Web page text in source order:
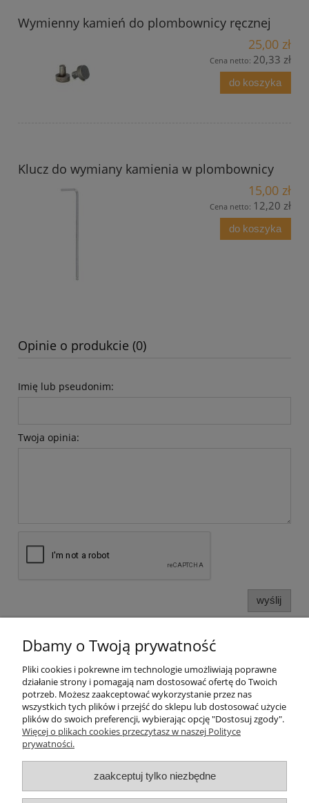
Wymienny kamień do plombownicy ręcznej
25,00 zł
Cena netto: 20,33 zł
do koszyka
Klucz do wymiany kamienia w plombownicy
15,00 zł
Cena netto: 12,20 zł
do koszyka
Opinie o produkcie (0)
Imię lub pseudonim:
Twoja opinia:
wyślij
Informacje o sklepie
Twoje konto
Koperty
Taśmy i noże bezpieczne
Dbamy o Twoją prywatność
Pliki cookies i pokrewne im technologie umożliwiają poprawne
działanie strony i pomagają nam dostosować ofertę do Twoich
potrzeb. Możesz zaakceptować wykorzystanie przez nas
wszystkich tych plików i przejść do sklepu lub dostosować użycie
plików do swoich preferencji, wybierając opcję "Dostosuj zgody".
Więcej o plikach cookies przeczytasz w naszej Polityce
prywatności.
zaakceptuj tylko niezbędne